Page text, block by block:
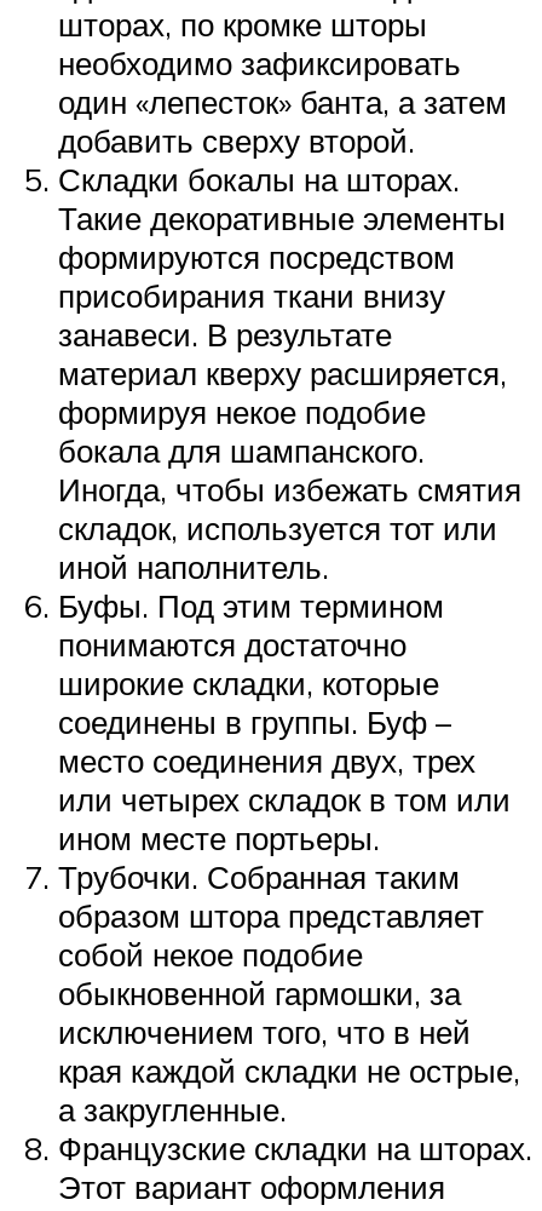
шторах, по кромке шторы
необходимо зафиксировать
один «лепесток» банта, а затем
добавить сверху второй.
Складки бокалы на шторах.
Такие декоративные элементы
формируются посредством
присобирания ткани внизу
занавеси. В результате
материал кверху расширяется,
формируя некое подобие
бокала для шампанского.
Иногда, чтобы избежать смятия
складок, используется тот или
иной наполнитель.
Буфы. Под этим термином
понимаются достаточно
широкие складки, которые
соединены в группы. Буф –
место соединения двух, трех
или четырех складок в том или
ином месте портьеры.
Трубочки. Собранная таким
образом штора представляет
собой некое подобие
обыкновенной гармошки, за
исключением того, что в ней
края каждой складки не острые,
а закругленные.
Французские складки на шторах.
Этот вариант оформления